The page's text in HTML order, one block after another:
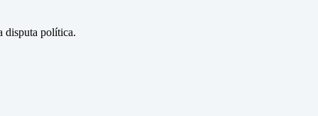
disputa política.